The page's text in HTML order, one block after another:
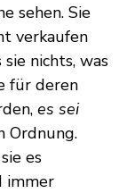
sehen. Sie
verkaufen
nichts, was
für deren
es sei
Ordnung.
es
immer